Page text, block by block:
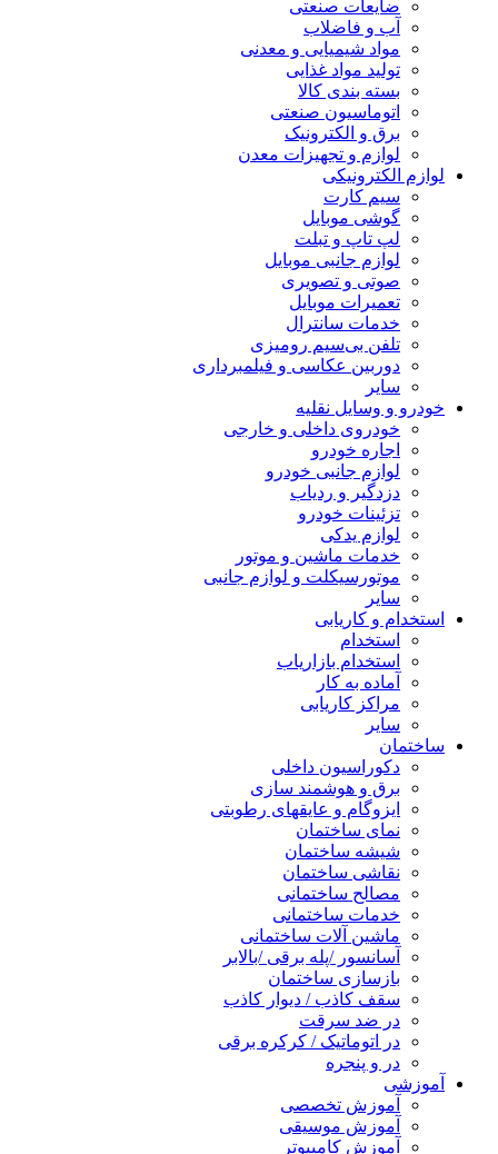
ضایعات صنعتی
آب و فاضلاب
مواد شیمیایی و معدنی
تولید مواد غذایی
بسته بندی کالا
اتوماسیون صنعتی
برق و الکترونیک
لوازم و تجهیزات معدن
لوازم الکترونیکی
سیم کارت
گوشی موبایل
لپ تاپ و تبلت
لوازم جانبی موبایل
صوتی و تصویری
تعمیرات موبایل
خدمات سانترال
تلفن بی‌سیم رومیزی
دوربین عکاسی و فیلمبرداری
سایر
خودرو و وسایل نقلیه
خودروی داخلی و خارجی
اجاره خودرو
لوازم جانبی خودرو
دزدگیر و ردیاب
تزئینات خودرو
لوازم یدکی
خدمات ماشین و موتور
موتورسیکلت و لوازم جانبی
سایر
استخدام و کاریابی
استخدام
استخدام بازاریاب
آماده به کار
مراکز کاریابی
سایر
ساختمان
دکوراسیون داخلی
برق و هوشمند سازی
ایزوگام و عایقهای رطوبتی
نمای ساختمان
شیشه ساختمان
نقاشی ساختمان
مصالح ساختمانی
خدمات ساختمانی
ماشین آلات ساختمانی
آسانسور /پله برقی /بالابر
بازسازی ساختمان
سقف کاذب / دیوار کاذب
در ضد سرقت
در اتوماتیک / کرکره برقی
در و پنجره
آموزشی
آموزش تخصصی
آموزش موسیقی
آموزش کامپیوتر